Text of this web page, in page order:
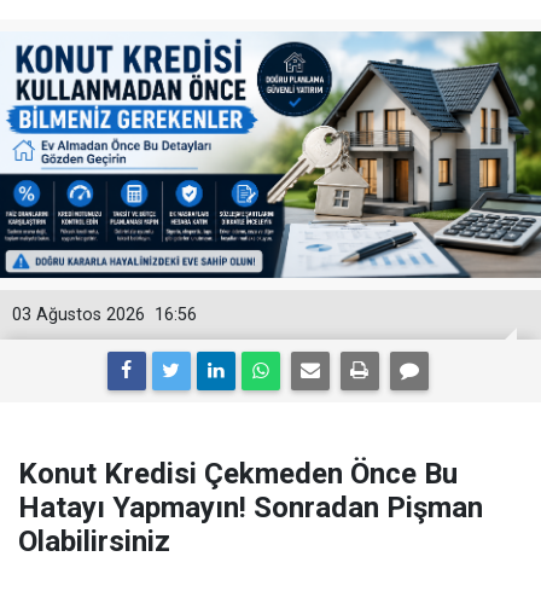
16:56
03 Ağustos 2026
Konut Kredisi Çekmeden Önce Bu
Hatayı Yapmayın! Sonradan Pişman
Olabilirsiniz